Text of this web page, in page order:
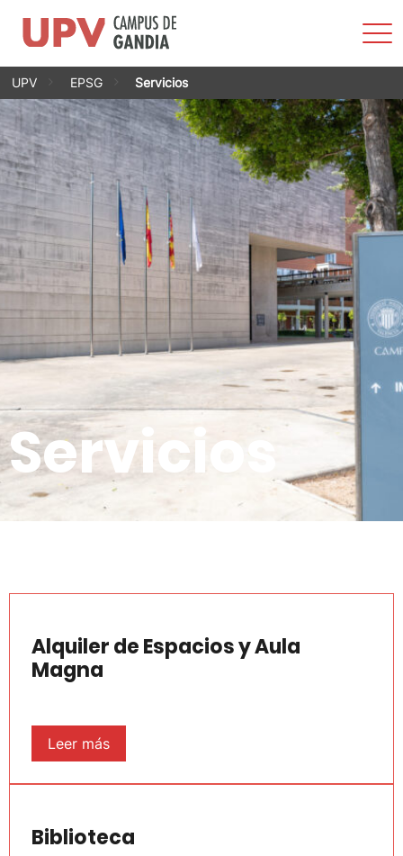
Saltar
contenido
UPV EPSG Servicios
Servicios
Alquiler de Espacios y Aula
Magna
Leer más
Biblioteca